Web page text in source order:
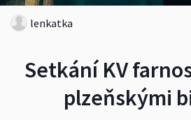
Setkání KV
plzeňskými
lenkatka